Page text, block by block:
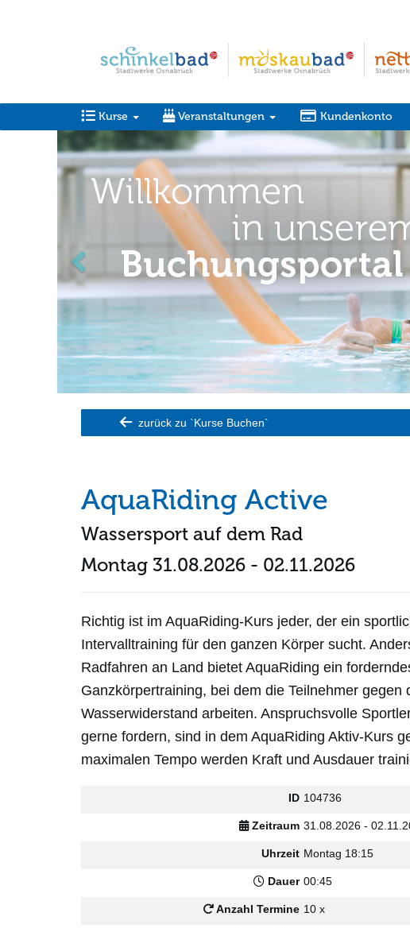
Kurse Veranstaltungen Kundenkonto
zurück zu `Kurse Buchen`
AquaRiding Active
Wassersport auf dem Rad
Montag 31.08.2026 - 02.11.2026
Richtig ist im AquaRiding-Kurs jeder, der ein
Intervalltraining für den ganzen Körper sucht.
Radfahren an Land bietet AquaRiding ein
Ganzkörpertraining, bei dem die Teilnehmer gegen
Wasserwiderstand arbeiten. Anspruchsvolle
gerne fordern, sind in dem AquaRiding Aktiv-Kurs
maximalen Tempo werden Kraft und Ausdauer
ID 104736
Zeitraum 31.08.2026 -
Uhrzeit Montag 18:15
Dauer 00:45
Anzahl Termine 10 x